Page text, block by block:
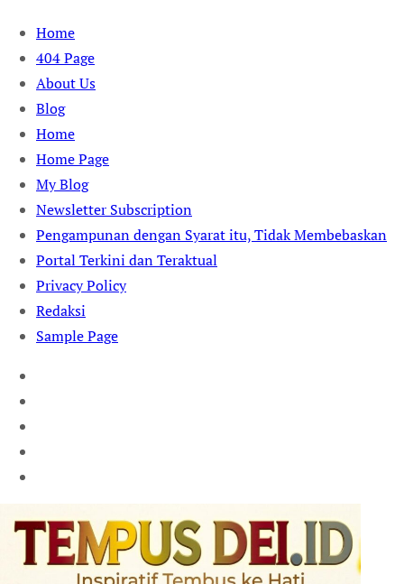
Skip
content
Home
404 Page
About Us
Blog
Home
Home Page
My Blog
Newsletter Subscription
Pengampunan dengan Syarat itu, Tidak Membebaskan
Portal Terkini dan Teraktual
Privacy Policy
Redaksi
Sample Page